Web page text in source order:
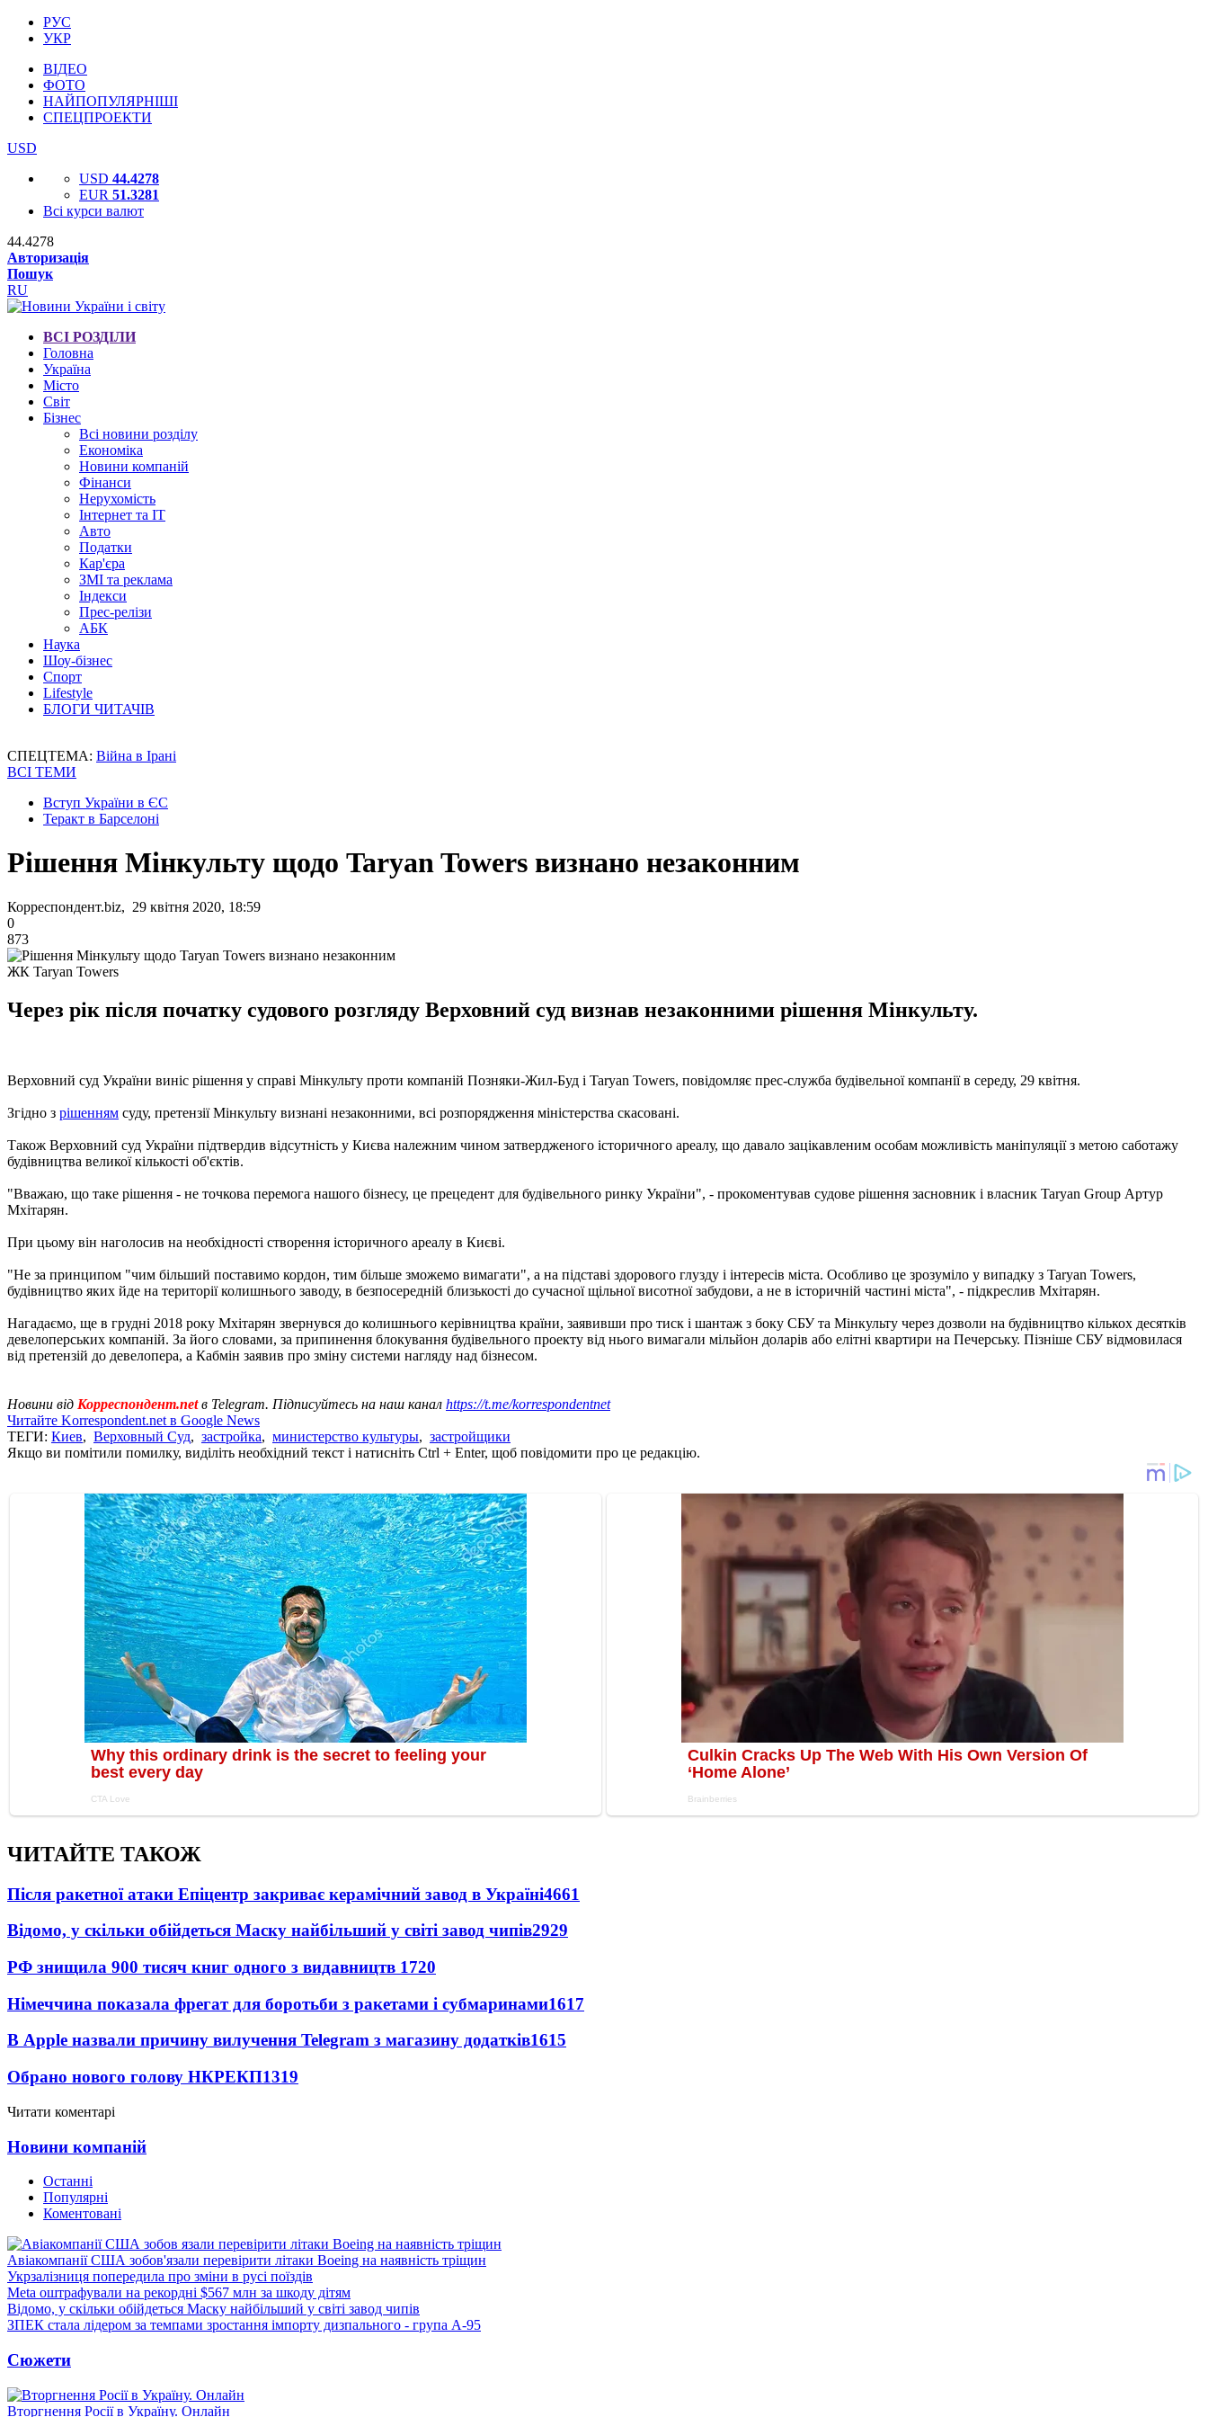
РУС
УКР
ВІДЕО
ФОТО
НАЙПОПУЛЯРНІШІ
СПЕЦПРОЕКТИ
USD
USD 44.4278
EUR 51.3281
Всі курси валют
44.4278
Авторизація
Пошук
RU
ВСІ РОЗДІЛИ
Головна
Україна
Місто
Світ
Бізнес
Всі новини розділу
Економіка
Новини компаній
Фінанси
Нерухомість
Інтернет та IT
Авто
Податки
Кар'єра
ЗМІ та реклама
Індекси
Прес-релізи
АБК
Наука
Шоу-бізнес
Спорт
Lifestyle
БЛОГИ ЧИТАЧІВ
СПЕЦТЕМА: Війна в Ірані
ВСІ ТЕМИ
Вступ України в ЄС
Теракт в Барселоні
Рішення Мінкульту щодо Taryan Towers визнано незаконним
Корреспондент.biz, 29 квітня 2020, 18:59
0
873
ЖК Taryan Towers
Через рік після початку судового розгляду Верховний суд визнав незаконними рішення Мінкульту.
Верховний суд України виніс рішення у справі Мінкульту проти компаній Позняки-Жил-Буд і Taryan Towers, повідомляє прес-служба будівельної компанії в середу, 29 квітня.
Згідно з рішенням суду, претензії Мінкульту визнані незаконними, всі розпорядження міністерства скасовані.
Також Верховний суд України підтвердив відсутність у Києва належним чином затвердженого історичного ареалу, що давало зацікавленим особам можливість маніпуляції з метою саботажу
будівництва великої кількості об'єктів.
"Вважаю, що таке рішення - не точкова перемога нашого бізнесу, це прецедент для будівельного ринку України", - прокоментував судове рішення засновник і власник Taryan Group Артур
Мхітарян.
При цьому він наголосив на необхідності створення історичного ареалу в Києві.
"Не за принципом "чим більший поставимо кордон, тим більше зможемо вимагати", а на підставі здорового глузду і інтересів міста. Особливо це зрозуміло у випадку з Taryan Towers,
будівництво яких йде на території колишнього заводу, в безпосередній близькості до сучасної щільної висотної забудови, а не в історичній частині міста", - підкреслив Мхітарян.
Нагадаємо, ще в грудні 2018 року Мхітарян звернувся до колишнього керівництва країни, заявивши про тиск і шантаж з боку СБУ та Мінкульту через дозволи на будівництво кількох десятків
девелоперських компаній. За його словами, за припинення блокування будівельного проекту від нього вимагали мільйон доларів або елітні квартири на Печерську. Пізніше СБУ відмовилася
від претензій до девелопера, а Кабмін заявив про зміну системи нагляду над бізнесом.
Новини від Корреспондент.netв Telegram. Підписуйтесь на наш канал https://t.me/korrespondentnet
Читайте Korrespondent.net в Google News
ТЕГИ: Киев, Верховный Суд, застройка, министерство культуры, застройщики
Якщо ви помітили помилку, виділіть необхідний текст і натисніть Ctrl + Enter, щоб повідомити про це редакцію.
ЧИТАЙТЕ ТАКОЖ
Після ракетної атаки Епіцентр закриває керамічний завод в Україні4661
Відомо, у скільки обійдеться Маску найбільший у світі завод чипів2929
РФ знищила 900 тисяч книг одного з видавництв 1720
Німеччина показала фрегат для боротьби з ракетами і субмаринами1617
В Apple назвали причину вилучення Telegram з магазину додатків1615
Обрано нового голову НКРЕКП1319
Читати коментарі
Новини компаній
Останні
Популярні
Коментовані
Авіакомпанії США зобов'язали перевірити літаки Boeing на наявність тріщин
Укрзалізниця попередила про зміни в русі поїздів
Meta оштрафували на рекордні $567 млн за шкоду дітям
Відомо, у скільки обійдеться Маску найбільший у світі завод чипів
ЗПЕК стала лідером за темпами зростання імпорту дизпального - група А-95
Сюжети
Вторгнення Росії в Україну. Онлайн